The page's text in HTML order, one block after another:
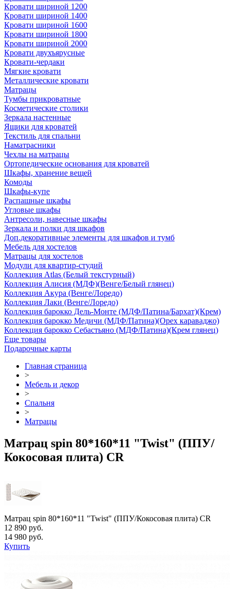
Кровати шириной 1200
Кровати шириной 1400
Кровати шириной 1600
Кровати шириной 1800
Кровати шириной 2000
Кровати двухъярусные
Кровати-чердаки
Мягкие кровати
Металлические кровати
Матрацы
Тумбы прикроватные
Косметические столики
Зеркала настенные
Ящики для кроватей
Текстиль для спальни
Наматрасники
Чехлы на матрацы
Ортопедические основания для кроватей
Шкафы, хранение вещей
Комоды
Шкафы-купе
Распашные шкафы
Угловые шкафы
Антресоли, навесные шкафы
Зеркала и полки для шкафов
Доп.декоративные элементы для шкафов и тумб
Мебель для хостелов
Матрацы для хостелов
Модули для квартир-студий
Коллекция Atlas (Белый текстурный)
Коллекция Алисия (МДФ)(Венге/Белый глянец)
Коллекция Акура (Венге/Лоредо)
Коллекция Лаки (Венге/Лоредо)
Коллекция барокко Дель-Монте (МДФ/Патина/Бархат)(Крем)
Коллекция барокко Медичи (МДФ/Патина)(Орех караваджо)
Коллекция барокко Себастьяно (МДФ/Патина)(Крем глянец)
Еще товары
Подарочные карты
Главная страница
>
Мебель и декор
>
Спальня
>
Матрацы
Матрац spin 80*160*11 "Twist" (ППУ/
Кокосовая плита) CR
Матрац spin 80*160*11 "Twist" (ППУ/Кокосовая плита) CR
12 890 руб.
14 980 руб.
Купить